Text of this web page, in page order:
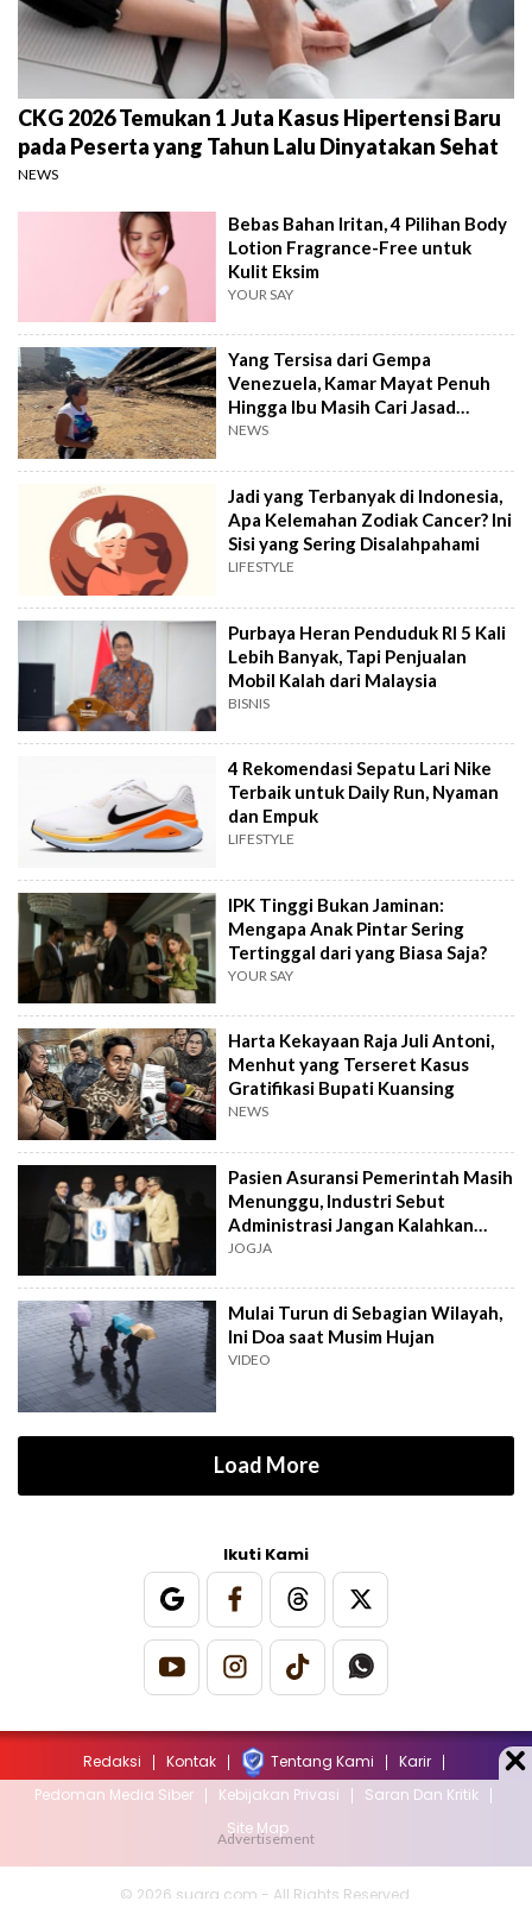
CKG 2026 Temukan 1 Juta Kasus Hipertensi Baru
pada Peserta yang Tahun Lalu Dinyatakan Sehat
NEWS
Bebas Bahan Iritan, 4 Pilihan Body
Lotion Fragrance-Free untuk
Kulit Eksim
YOUR SAY
Yang Tersisa dari Gempa
Venezuela, Kamar Mayat Penuh
Hingga Ibu Masih Cari Jasad
Anaknya
NEWS
Jadi yang Terbanyak di Indonesia,
Apa Kelemahan Zodiak Cancer? Ini
Sisi yang Sering Disalahpahami
LIFESTYLE
Purbaya Heran Penduduk RI 5 Kali
Lebih Banyak, Tapi Penjualan
Mobil Kalah dari Malaysia
BISNIS
4 Rekomendasi Sepatu Lari Nike
Terbaik untuk Daily Run, Nyaman
dan Empuk
LIFESTYLE
IPK Tinggi Bukan Jaminan:
Mengapa Anak Pintar Sering
Tertinggal dari yang Biasa Saja?
YOUR SAY
Harta Kekayaan Raja Juli Antoni,
Menhut yang Terseret Kasus
Gratifikasi Bupati Kuansing
NEWS
Pasien Asuransi Pemerintah Masih
Menunggu, Industri Sebut
Administrasi Jangan Kalahkan
Kemanusiaan
JOGJA
Mulai Turun di Sebagian Wilayah,
Ini Doa saat Musim Hujan
VIDEO
Load More
Ikuti Kami
Redaksi Kontak Tentang Kami
Karir
Pedoman Media Siber
Kebijakan Privasi
Saran Dan Kritik
Site Map
© 2026 suara.com - All Rights Reserved.